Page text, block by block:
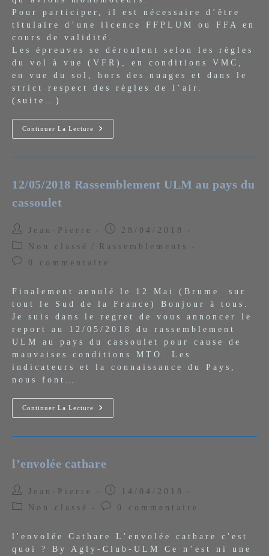
Pour participer, il est nécessaire d’être
titulaire d’une licence FFPLUM ou FFA en
cours de validité.
Les épreuves se déroulent selon les règles
du vol à vue (VFR), en conditions VMC,
en vue du sol, hors des nuages et dans le
strict respect des règles de l’air.
(suite…)
Continuer La Lecture
Rendez-
Vous
LFNX
2018
12/05/2018 Rassemblement ULM au pays du
cassoulet
Auteur/autrice
de
la
publication :
Jean-Pierre
Publication
publiée :
28/04/2018
Post
category:
Non classé /
Rassemblements
Commentaires
la
publication :
0 commentaire
Finalement annulé le 12 Mai (Brume sur
tout le Sud de la France) Bonjour à tous.
Je suis dans le regret de vous annoncer le
report au 12/05/2018 du rassemblement
ULM au pays du cassoulet pour cause de
mauvaises conditions MTO. Les
indicateurs et la connaissance du Pays,
nous font…
Continuer La Lecture
12/05/2018
Rassemblement
l’envolée cathare
Auteur/autrice
de
Jean-Pierre
Publication
publiée :
14/04/2018
PostNon classé
Commentaires
publication :
0 commentaire
l'envolée Cathare L’envolée cathare c'est
quoi ? By Agly-Club-ULM Ce n’est ni une